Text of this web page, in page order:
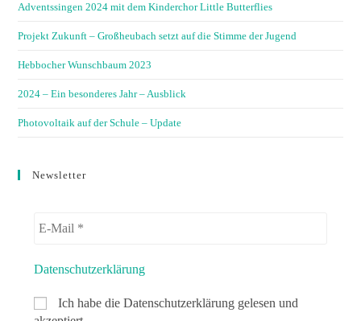
Adventssingen 2024 mit dem Kinderchor Little Butterflies
Projekt Zukunft – Großheubach setzt auf die Stimme der Jugend
Hebbocher Wunschbaum 2023
2024 – Ein besonderes Jahr – Ausblick
Photovoltaik auf der Schule – Update
Newsletter
Datenschutzerklärung
Ich habe die Datenschutzerklärung gelesen und